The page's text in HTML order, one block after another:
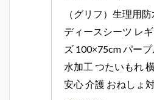
（グリフ）生理用
ディースシーツ レ
ズ 100×75cm パー
水加工 つたいもれ
安心 介護 おねしょ